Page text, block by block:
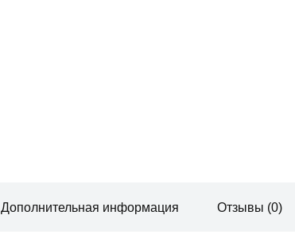
Дополнительная информация Отзывы (0)